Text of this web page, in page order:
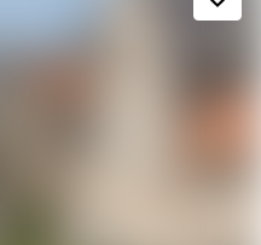
weekend
Klassiek